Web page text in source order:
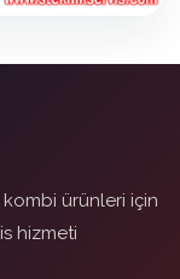
ürünleri için
hizmeti